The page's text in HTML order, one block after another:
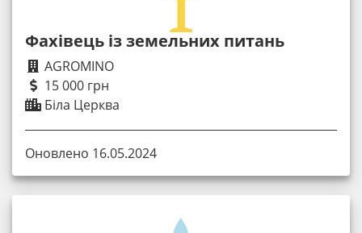
Фахівець із земельних питань
AGROMINO
15 000 грн
Біла Церква
Оновлено 16.05.2024